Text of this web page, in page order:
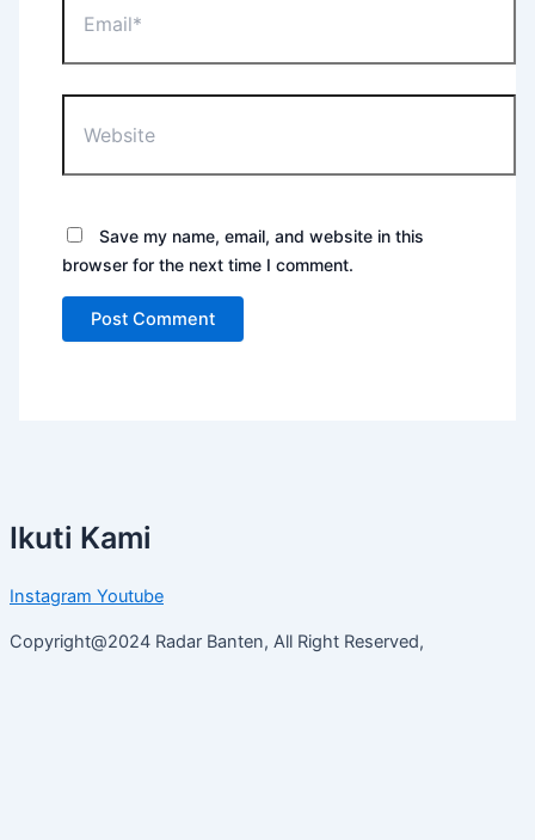
Save my name, email, and website in this
browser for the next time I comment.
Ikuti Kami
Instagram Youtube
Copyright@2024 Radar Banten, All Right Reserved,